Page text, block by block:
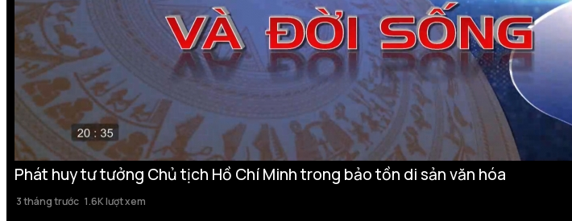
Phát huy tư tưởng Chủ tịch Hồ Chí Minh trong bảo tồn di sản văn hóa
3 tháng trước 1.6K lượt xem